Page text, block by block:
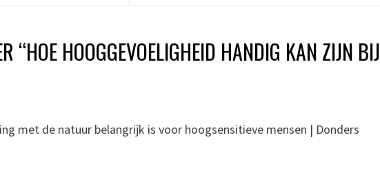
“HOE HOOGGEVOELIGHEID HANDIG KAN ZIJN BIJ
met de natuur belangrijk is voor hoogsensitieve mensen | Donders